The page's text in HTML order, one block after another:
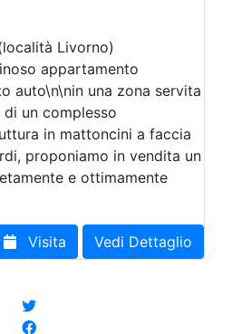
Livorno)
appartamento
auto\n\nin una zona servita
un complesso
in mattoncini a faccia
proponiamo in vendita un
e ottimamente
Visita Vedi Dettaglio